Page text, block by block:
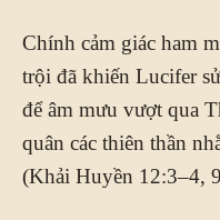
Chính cảm giác ham
trội đã khiến Lucifer
để âm mưu vượt qua
quân các thiên thần
(Khải Huyền 12:3–4,